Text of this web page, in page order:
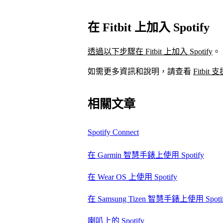
在 Fitbit 上加入 Spotify
透過以下步驟在 Fitbit 上加入 Spotify 。
如需更多資訊和說明，請查看 Fitbit 支
相關文章
Spotify Connect
在 Garmin 智慧手錶上使用 Spotify
在 Wear OS 上使用 Spotify
在 Samsung Tizen 智慧手錶上使用
喇叭上的 Spotify